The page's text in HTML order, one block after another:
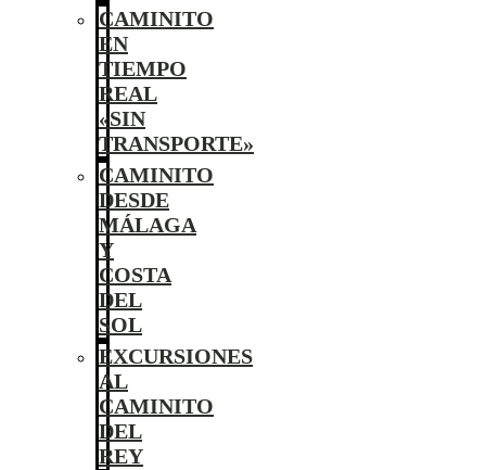
CAMINITO
EN
TIEMPO
REAL
«SIN
TRANSPORTE»
CAMINITO
DESDE
MÁLAGA
Y
COSTA
DEL
SOL
EXCURSIONES
AL
CAMINITO
DEL
REY